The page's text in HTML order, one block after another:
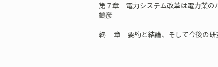
第７章 電力システム改革は電力業
鶴彦
終 章 要約と結論、そして今後の